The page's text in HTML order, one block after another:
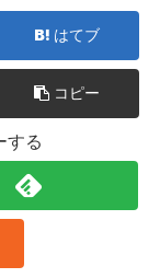
はてブ
コピー
する